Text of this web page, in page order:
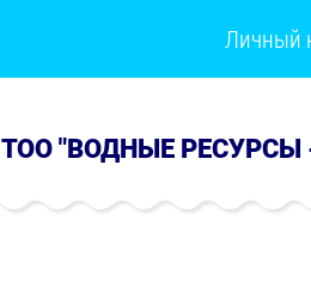
Личный
ТОО "ВОДНЫЕ РЕСУРСЫ